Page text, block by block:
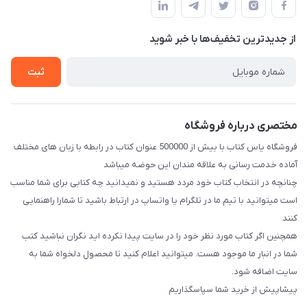
قبلی با شماره ۰۹۳۷۱۷۴۲۴۲۳ امکان پذیر است)
لیست محصولات
درباره ما
حریم خصوصی
راهنما
از جدید‌ترین تخفیف‌ها با‌ خبر شوید
ثبت
مختصری درباره فروشگاه
فروشگاه یاس کتاب با بیش از 500000 عنوان کتاب در رابطه با زبان های مختلف
آماده خدمت رسانی به علاقه مندان این حوضه میباشد
چنانچه در انتخاب کتاب خود مردد هستید و نمیدانید چه کتابی برای شما مناسب
است میتوانید با تیم ما در تلگرام یا واتساپ در ارتباط باشید تا شما‌را راهنمایی
کنند
همچنین اگر کتاب مورد نظر خود را در سایت پیدا نکرده اید نگران نباشید کتب
شما در انبار ما موجود هست. میتوانید اعلام کنید تا محصول دلخواه شما به
سایت اضافه شود.
پیشاپیش از خرید شما سپاسگذاریم